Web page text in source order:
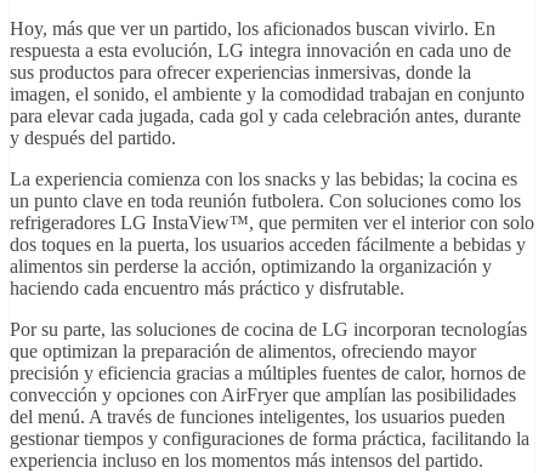
Hoy, más que ver un partido, los aficionados buscan vivirlo. En
respuesta a esta evolución, LG integra innovación en cada uno de
sus productos para ofrecer experiencias inmersivas, donde la
imagen, el sonido, el ambiente y la comodidad trabajan en conjunto
para elevar cada jugada, cada gol y cada celebración antes, durante
y después del partido.
La experiencia comienza con los snacks y las bebidas; la cocina es
un punto clave en toda reunión futbolera. Con soluciones como los
refrigeradores LG InstaView™, que permiten ver el interior con solo
dos toques en la puerta, los usuarios acceden fácilmente a bebidas y
alimentos sin perderse la acción, optimizando la organización y
haciendo cada encuentro más práctico y disfrutable.
Por su parte, las soluciones de cocina de LG incorporan tecnologías
que optimizan la preparación de alimentos, ofreciendo mayor
precisión y eficiencia gracias a múltiples fuentes de calor, hornos de
convección y opciones con AirFryer que amplían las posibilidades
del menú. A través de funciones inteligentes, los usuarios pueden
gestionar tiempos y configuraciones de forma práctica, facilitando la
experiencia incluso en los momentos más intensos del partido.